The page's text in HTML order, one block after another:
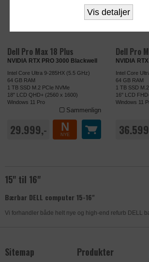
cookies
Vis detaljer
NØDVENDIGE
Nødvendige cookies
gøre en hjemmeside
aktivere grundlæggende
såsom side-navigation,
adgang til låste områder
hjemmesiden.
fungere ordentligt uden
DATABEHANDLERMICROSOFT
Privatlivspolitik
Udløb Session
Statistik-cookies hjælper
anonymiseres og kan
Formål
Anvendes til indsamling
adfærd på websitet,
websites.
Dell Pro Max 18 Plus
NVIDIA RTX PRO 3000 Blackwell
Intel Core Ultra 9-285HX (5.5 GHz)
64 GB RAM
1 TB SSD M.2 PCIe NVMe
18" LCD QHD+ (2560 x 1600)
Windows 11 Pro
Sammenlign
29.999,- N
NYE
Dell Pro
NVIDIA
Intel Core
64 GB RAM
1 TB SSD
16" LCD
Windows 11
15" til 16"
Bærbar DELL computer 15-16"
Vi forhandler både helt nye og high-end refurb DELL
Sitemap Produkter